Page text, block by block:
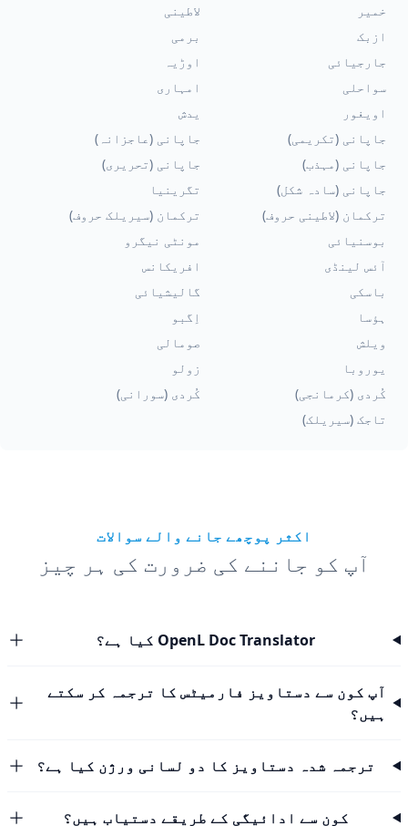
خمیر
لاطینی
ازبک
برمی
جارجیائی
اوڑیہ
سواحلی
امہاری
اویغور
یدش
جاپانی (تکریمی)
جاپانی (عاجزانہ)
جاپانی (مہذب)
جاپانی (تحریری)
جاپانی (سادہ شکل)
تگرینیا
ترکمان (لاطینی حروف)
ترکمان (سیریلک حروف)
بوسنیائی
مونٹی نیگرو
آئس لینڈی
افریکانس
باسکی
گالیشیائی
ہؤسا
اِگبو
ویلش
صومالی
یوروبا
زولو
کُردی (کرمانجی)
کُردی (سورانی)
تاجک (سیریلک)
اکثر پوچھے جانے والے سوالات
آپ کو جاننے کی ضرورت کی ہر چیز
OpenL Doc Translator کیا ہے؟
آپ کون سے دستاویز فارمیٹس کا ترجمہ کر سکتے
ہیں؟
ترجمہ شدہ دستاویز کا دو لسانی ورژن کیا ہے؟
کون سے ادائیگی کے طریقے دستیاب ہیں؟